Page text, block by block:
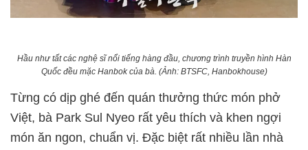
Hầu như tất các nghệ sĩ nổi tiếng hàng đầu, chương trình truyền hình Hàn
Quốc đều mặc Hanbok của bà. (Ảnh: BTSFC, Hanbokhouse)
Từng có dịp ghé đến quán thưởng thức món phở
Việt, bà Park Sul Nyeo rất yêu thích và khen ngợi
món ăn ngon, chuẩn vị. Đặc biệt rất nhiều lần nhà